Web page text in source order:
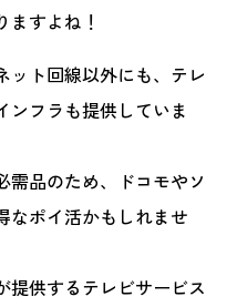
ますよね！
ット回線以外にも、テレ
ンフラも提供していま
需品のため、ドコモやソ
なポイ活かもしれませ
提供するテレビサービス